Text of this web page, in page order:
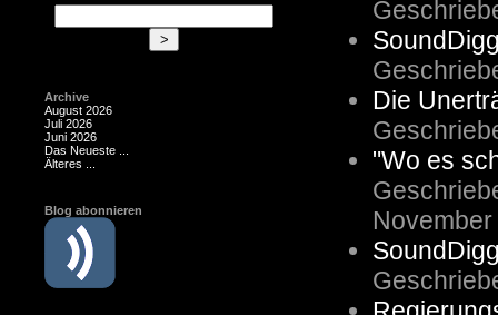
Archive
August 2026
Juli 2026
Juni 2026
Das Neueste ...
Älteres ...
Blog abonnieren
Die
"Wo es